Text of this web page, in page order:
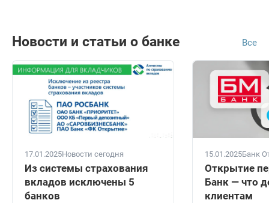
Новости и статьи о банке Все
17.01.2025Новости сегодня
Из системы страхования
вкладов исключены 5
банков
15.01.2025Банк
Открытие
Банк — что
клиентам